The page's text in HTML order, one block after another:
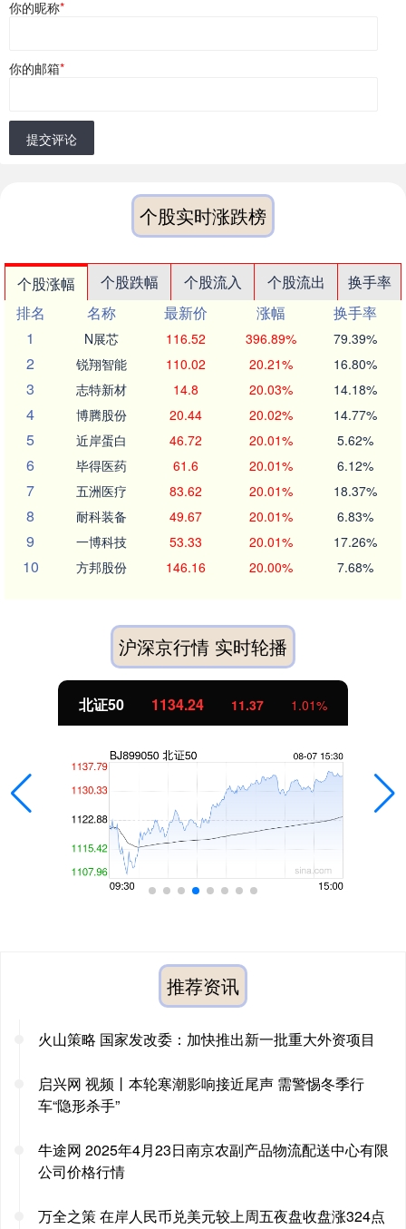
你的昵称*
你的邮箱*
提交评论
个股实时涨跌榜
个股涨幅 个股跌幅 个股流入 个股流出
换手率
排名
名称 最新价 涨幅
换手率
1
N展芯 116.52 396.89% 79.39%
2 锐翔智能 110.02 20.21% 16.80%
3 志特新材 14.8 20.03% 14.18%
4 博腾股份 20.44 20.02% 14.77%
5 近岸蛋白 46.72 20.01% 5.62%
6 毕得医药 61.6 20.01% 6.12%
7 五洲医疗 83.62 20.01% 18.37%
8 耐科装备 49.67 20.01% 6.83%
9 一博科技 53.33 20.01% 17.26%
10 方邦股份 146.16 20.00% 7.68%
沪深京行情 实时轮播
北证50 1134.24 11.37 1.01%
推荐资讯
火山策略 国家发改委：加快推出新一批重大外资项目
启兴网 视频丨本轮寒潮影响接近尾声 需警惕冬季行
车“隐形杀手”
牛途网 2025年4月23日南京农副产品物流配送中心有限
公司价格行情
万全之策 在岸人民币兑美元较上周五夜盘收盘涨324点